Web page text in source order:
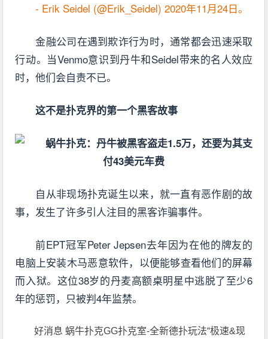
- Erik Seidel (@Erik_Seidel) 2020年11月24日。
金融公司在遇到欺诈行为时，通常都会迅速采取
行动。当Venmo意识到丹牛和Seidel带来的名人效应
时，他们会自责不已。
这不是扑克界的第一个黑客故事
自从非现场扑克诞生以来，就一直有恶作剧的故
事，发生了许多引人注目的黑客诈骗事件。
前EPT冠军Peter Jepsen去年因为在他的牌友的
电脑上安装木马恶意软件，以便能够查看他们的屏幕
而入狱。这位38岁的丹麦高额桌明星中逃脱了至少6
年的惩罚，只被判4年监禁。
好消息 蜗牛扑克GG扑克室-全新德扑玩法“极速&现